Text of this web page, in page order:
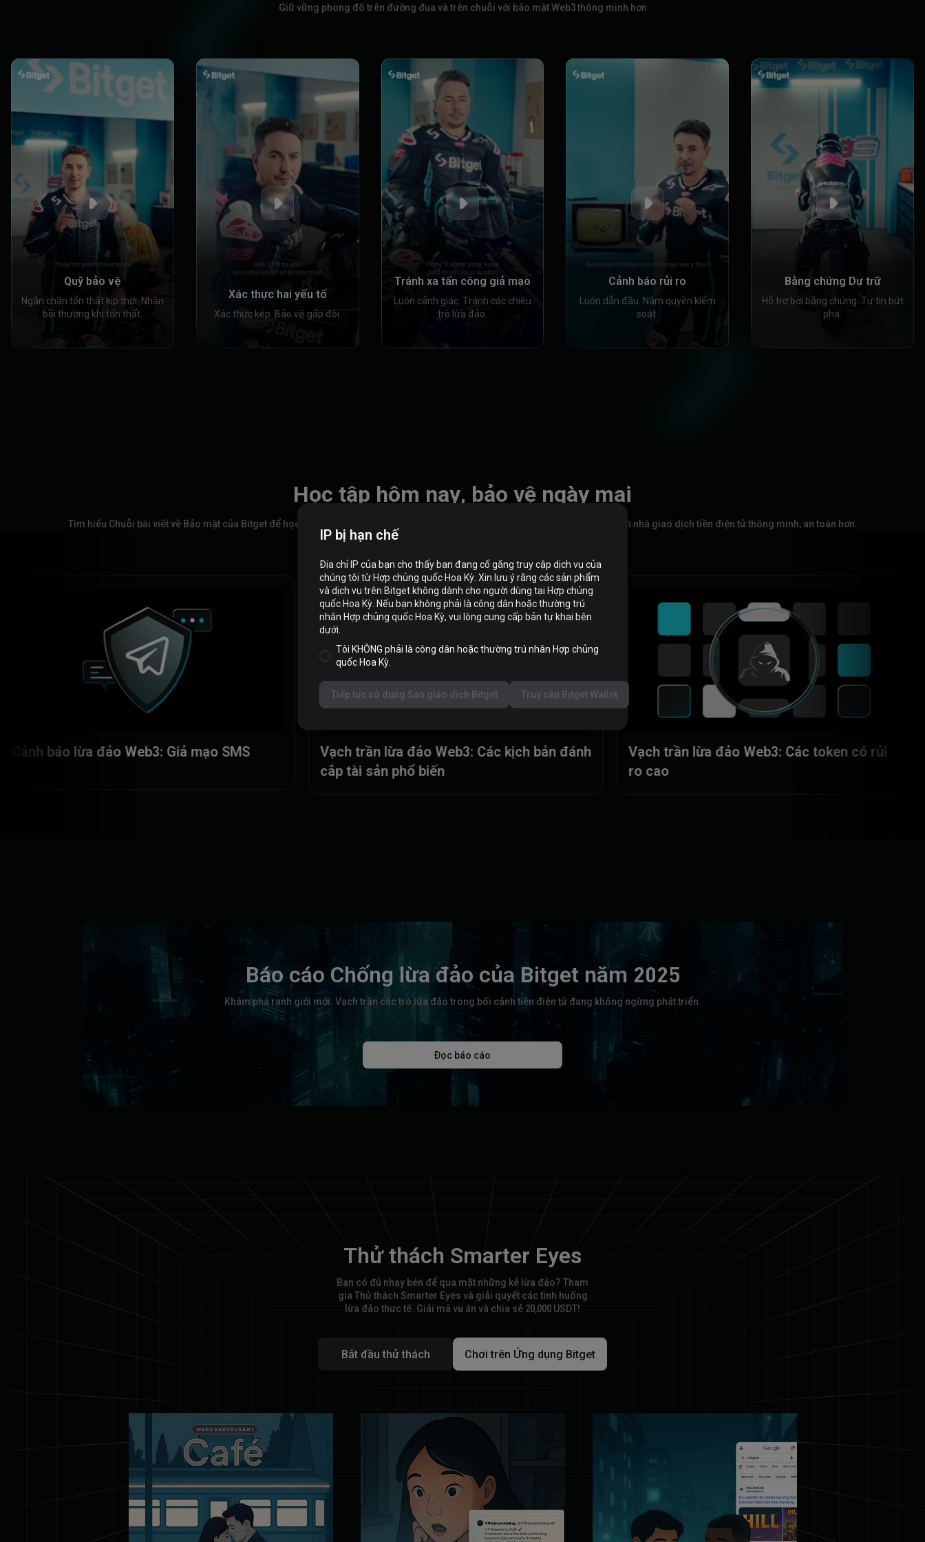
Giữ vững phong độ trên đường đua và trên chuỗi với bảo mật Web3 thông minh hơn
Quỹ bảo vệ
Ngăn chặn tổn thất kịp thời. Nhận
bồi thường khi tổn thất.
Xác thực hai yếu tố
Xác thực kép. Bảo vệ gấp đôi.
Tránh xa tấn công giả mạo
Luôn cảnh giác. Tránh các chiêu
trò lừa đảo.
Cảnh báo rủi ro
Luôn dẫn đầu. Nắm quyền kiểm
soát.
Bằng chứng Dự trữ
Hỗ trợ bởi bằng chứng. Tự tin bứt
phá.
Học tập hôm nay, bảo vệ ngày mai
Tìm hiểu Chuỗi bài viết về Bảo mật của Bitget để học cách phát hiện các dấu hiệu nguy hiểm, bảo vệ tài sản của bạn và trở thành nhà giao dịch tiền điện tử thông minh, an toàn hơn.
Vạch trần lừa đảo Web3: Các kịch bản đánh
Vạch trần lừa đảo Web3: Các token có rủi
ro cao
Lừa đảo Web3 bị phát hiện: Các phê duyệt
độc hại
Báo cáo Chống lừa đảo của Bitget năm 2025
Khám phá ranh giới mới: Vạch trần các trò lừa đảo trong bối cảnh tiền điện tử đang không ngừng phát triển.
Đọc báo cáo
Thử thách Smarter Eyes
Bạn có đủ nhạy bén để qua mặt những kẻ lừa đảo? Tham
gia Thử thách Smarter Eyes và giải quyết các tình huống
lừa đảo thực tế. Giải mã vụ án và chia sẻ 20,000 USDT!
Bắt đầu thử thách Chơi trên Ứng dụng Bitget
IP bị hạn chế
Địa chỉ IP của bạn cho thấy bạn đang cố gắng truy cập dịch vụ của
chúng tôi từ Hợp chủng quốc Hoa Kỳ. Xin lưu ý rằng các sản phẩm
và dịch vụ trên Bitget không dành cho người dùng tại Hợp chủng
quốc Hoa Kỳ. Nếu bạn không phải là công dân hoặc thường trú
nhân Hợp chủng quốc Hoa Kỳ, vui lòng cung cấp bản tự khai bên
dưới.
Tôi KHÔNG phải là công dân hoặc thường trú nhân Hợp chủng
quốc Hoa Kỳ.
Tiếp tục sử dụng Sàn giao dịch Bitget Truy cập Bitget Wallet